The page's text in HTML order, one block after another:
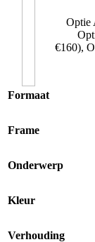
Formaat
Optie
€160),
Frame
Onderwerp
Kleur
Verhouding